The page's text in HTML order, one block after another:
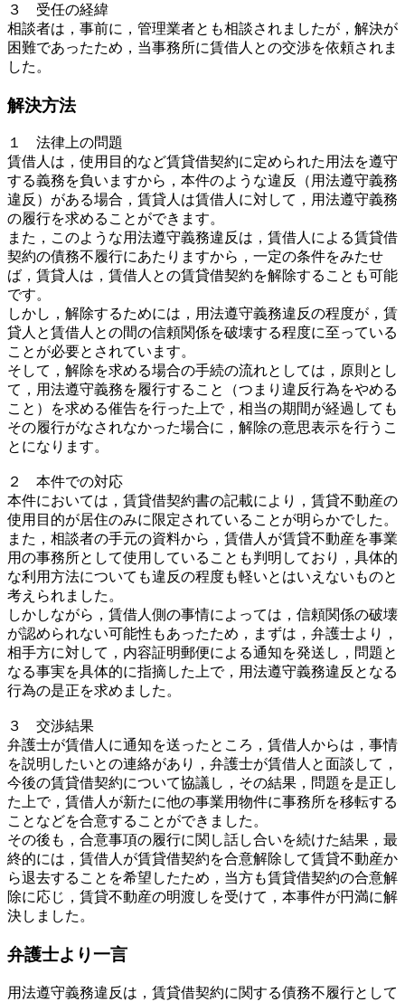
３ 受任の経緯
相談者は，事前に，管理業者とも相談されましたが，解決が
困難であったため，当事務所に賃借人との交渉を依頼されま
した。
解決方法
１ 法律上の問題
賃借人は，使用目的など賃貸借契約に定められた用法を遵守
する義務を負いますから，本件のような違反（用法遵守義務
違反）がある場合，賃貸人は賃借人に対して，用法遵守義務
の履行を求めることができます。
また，このような用法遵守義務違反は，賃借人による賃貸借
契約の債務不履行にあたりますから，一定の条件をみたせ
ば，賃貸人は，賃借人との賃貸借契約を解除することも可能
です。
しかし，解除するためには，用法遵守義務違反の程度が，賃
貸人と賃借人との間の信頼関係を破壊する程度に至っている
ことが必要とされています。
そして，解除を求める場合の手続の流れとしては，原則とし
て，用法遵守義務を履行すること（つまり違反行為をやめる
こと）を求める催告を行った上で，相当の期間が経過しても
その履行がなされなかった場合に，解除の意思表示を行うこ
とになります。
２ 本件での対応
本件においては，賃貸借契約書の記載により，賃貸不動産の
使用目的が居住のみに限定されていることが明らかでした。
また，相談者の手元の資料から，賃借人が賃貸不動産を事業
用の事務所として使用していることも判明しており，具体的
な利用方法についても違反の程度も軽いとはいえないものと
考えられました。
しかしながら，賃借人側の事情によっては，信頼関係の破壊
が認められない可能性もあったため，まずは，弁護士より，
相手方に対して，内容証明郵便による通知を発送し，問題と
なる事実を具体的に指摘した上で，用法遵守義務違反となる
行為の是正を求めました。
３ 交渉結果
弁護士が賃借人に通知を送ったところ，賃借人からは，事情
を説明したいとの連絡があり，弁護士が賃借人と面談して，
今後の賃貸借契約について協議し，その結果，問題を是正し
た上で，賃借人が新たに他の事業用物件に事務所を移転する
ことなどを合意することができました。
その後も，合意事項の履行に関し話し合いを続けた結果，最
終的には，賃借人が賃貸借契約を合意解除して賃貸不動産か
ら退去することを希望したため，当方も賃貸借契約の合意解
除に応じ，賃貸不動産の明渡しを受けて，本事件が円満に解
決しました。
弁護士より一言
用法遵守義務違反は，賃貸借契約に関する債務不履行として